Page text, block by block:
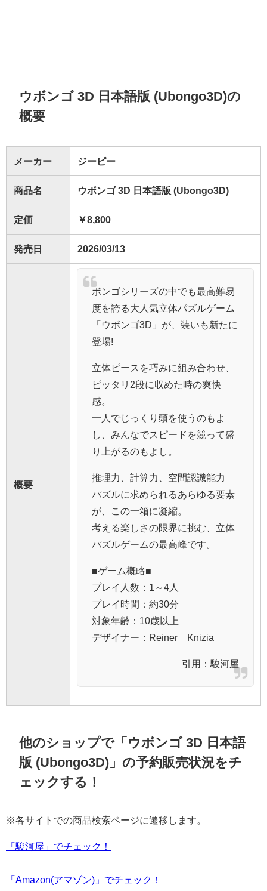
ウボンゴ 3D 日本語版 (Ubongo3D)の
概要
メーカー ジーピー
商品名 ウボンゴ 3D 日本語版 (Ubongo3D)
定価 ￥8,800
発売日 2026/03/13
概要
ボンゴシリーズの中でも最高難易
度を誇る大人気立体パズルゲーム
「ウボンゴ3D」が、装いも新たに
登場!
立体ピースを巧みに組み合わせ、
ピッタリ2段に収めた時の爽快
感。
一人でじっくり頭を使うのもよ
し、みんなでスピードを競って盛
り上がるのもよし。
推理力、計算力、空間認識能力
パズルに求められるあらゆる要素
が、この一箱に凝縮。
考える楽しさの限界に挑む、立体
パズルゲームの最高峰です。
■ゲーム概略■
プレイ人数：1～4人
プレイ時間：約30分
対象年齢：10歳以上
デザイナー：Reiner Knizia
引用： 駿河屋
他のショップで「ウボンゴ 3D 日本語
版 (Ubongo3D)」の予約販売状況をチ
ェックする！
※各サイトでの商品検索ページに遷移します。
「駿河屋」でチェック！
「Amazon(アマゾン)」でチェック！